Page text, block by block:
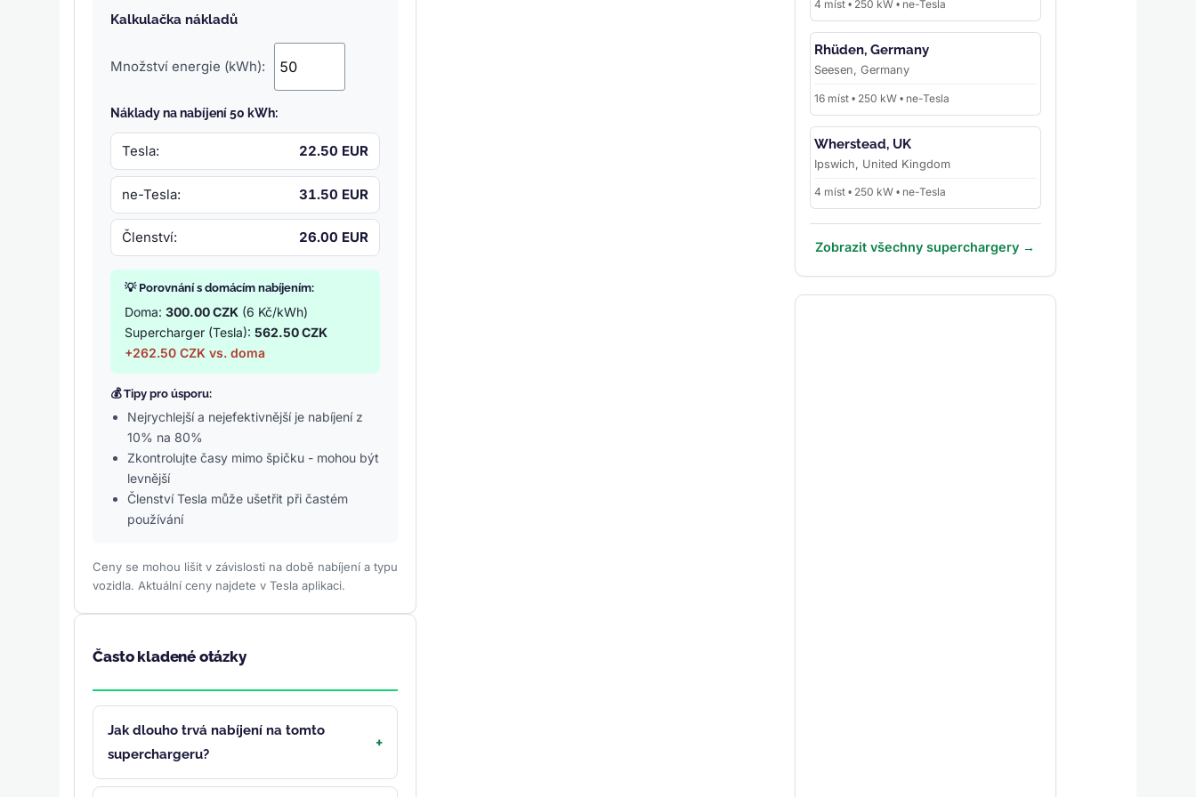
Kalkulačka nákladů
Množství energie (kWh):
Náklady na nabíjení 50 kWh:
Tesla: 22.50 EUR
ne-Tesla: 31.50 EUR
Členství: 26.00 EUR
💡 Porovnání s domácím nabíjením:
Doma:300.00 CZK (6 Kč/kWh)
Supercharger (Tesla):562.50 CZK
+262.50 CZK vs. doma
💰 Tipy pro úsporu:
Nejrychlejší a nejefektivnější je nabíjení z
10% na 80%
Zkontrolujte časy mimo špičku - mohou být
levnější
Členství Tesla může ušetřit při častém
používání
Ceny se mohou lišit v závislosti na době nabíjení a typu
vozidla. Aktuální ceny najdete v Tesla aplikaci.
Často kladené otázky
Jak dlouho trvá nabíjení na tomto
superchargeru?
4 míst • 250 kW • ne-Tesla
Rhüden, Germany
Seesen, Germany
16 míst • 250 kW • ne-Tesla
Wherstead, UK
Ipswich, United Kingdom
4 míst • 250 kW • ne-Tesla
Zobrazit všechny superchargery →